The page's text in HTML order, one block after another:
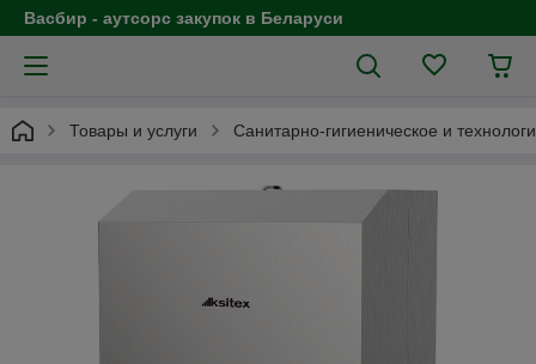
Васбир - аутсорс закупок в Беларуси
Товары и услуги Санитарно-гигиеническое и